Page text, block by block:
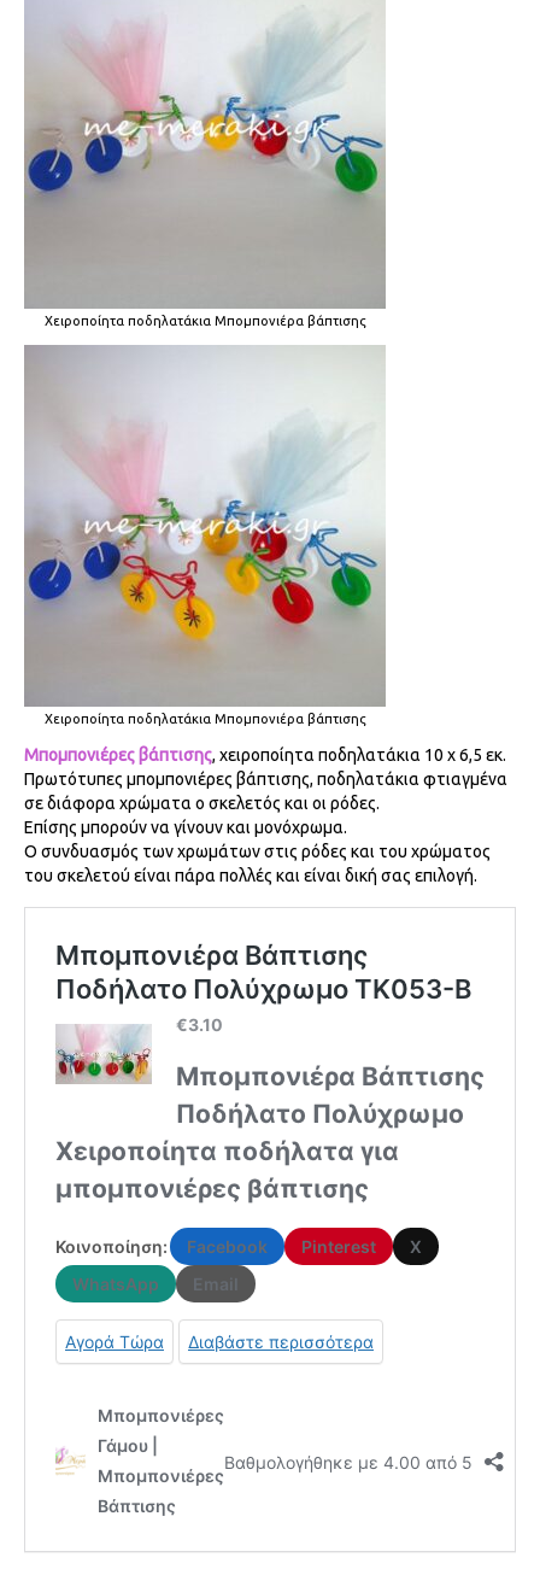
Χειροποίητα ποδηλατάκια Μπομπονιέρα βάπτισης
Χειροποίητα ποδηλατάκια Μπομπονιέρα βάπτισης
Μπομπονιέρες βάπτισης, χειροποίητα ποδηλατάκια 10 x 6,5 εκ.
Πρωτότυπες μπομπονιέρες βάπτισης, ποδηλατάκια φτιαγμένα
σε διάφορα χρώματα ο σκελετός και οι ρόδες.
Επίσης μπορούν να γίνουν και μονόχρωμα.
Ο συνδυασμός των χρωμάτων στις ρόδες και του χρώματος
του σκελετού είναι πάρα πολλές και είναι δική σας επιλογή.